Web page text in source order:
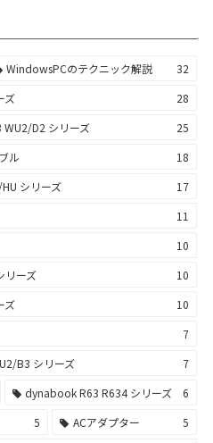
WindowsPCのテクニック解説
32
ズ
28
D2 シリーズ
25
ル
18
シリーズ
17
11
10
リーズ
10
ズ
10
7
B3 シリーズ
7
dynabook R63 R634 シリーズ
6
5 ACアダプター
5